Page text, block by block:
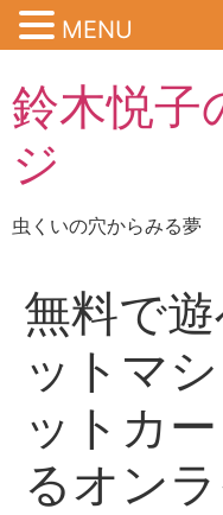
鈴木悦子
ジ
虫くいの穴からみる夢
無料で
ットマ
ットカ
るオン
MENU